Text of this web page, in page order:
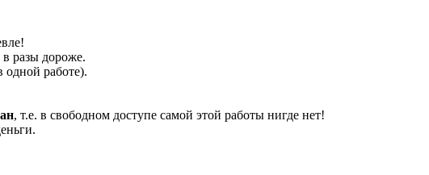
разы дороже.
одной работе).
, т.е. в свободном доступе самой этой работы нигде нет!